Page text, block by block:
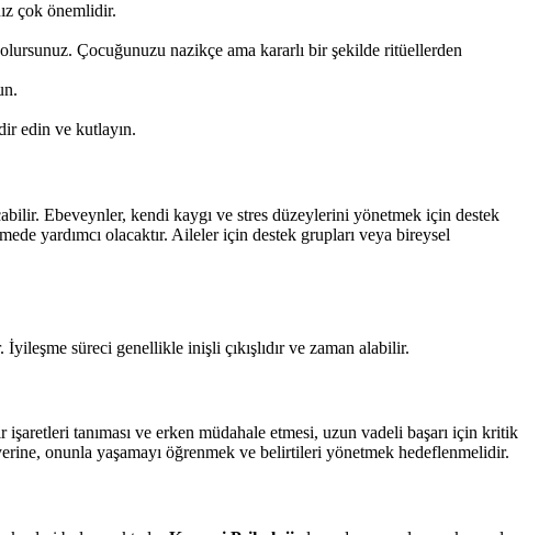
çok önemlidir.
Çocuğunuzu nazikçe ama kararlı bir şekilde ritüellerden
edin ve kutlayın.
Ebeveynler, kendi kaygı ve stres düzeylerini yönetmek için destek
yardımcı olacaktır. Aileler için destek grupları veya bireysel
süreci genellikle inişli çıkışlıdır ve zaman alabilir.
tanıması ve erken müdahale etmesi, uzun vadeli başarı için kritik
onunla yaşamayı öğrenmek ve belirtileri yönetmek hedeflenmelidir.